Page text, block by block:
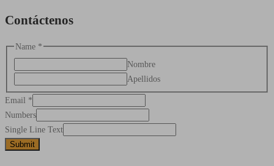
Contáctenos
Name *
Nombre
Apellidos
Email *
Numbers
Single Line Text
Submit